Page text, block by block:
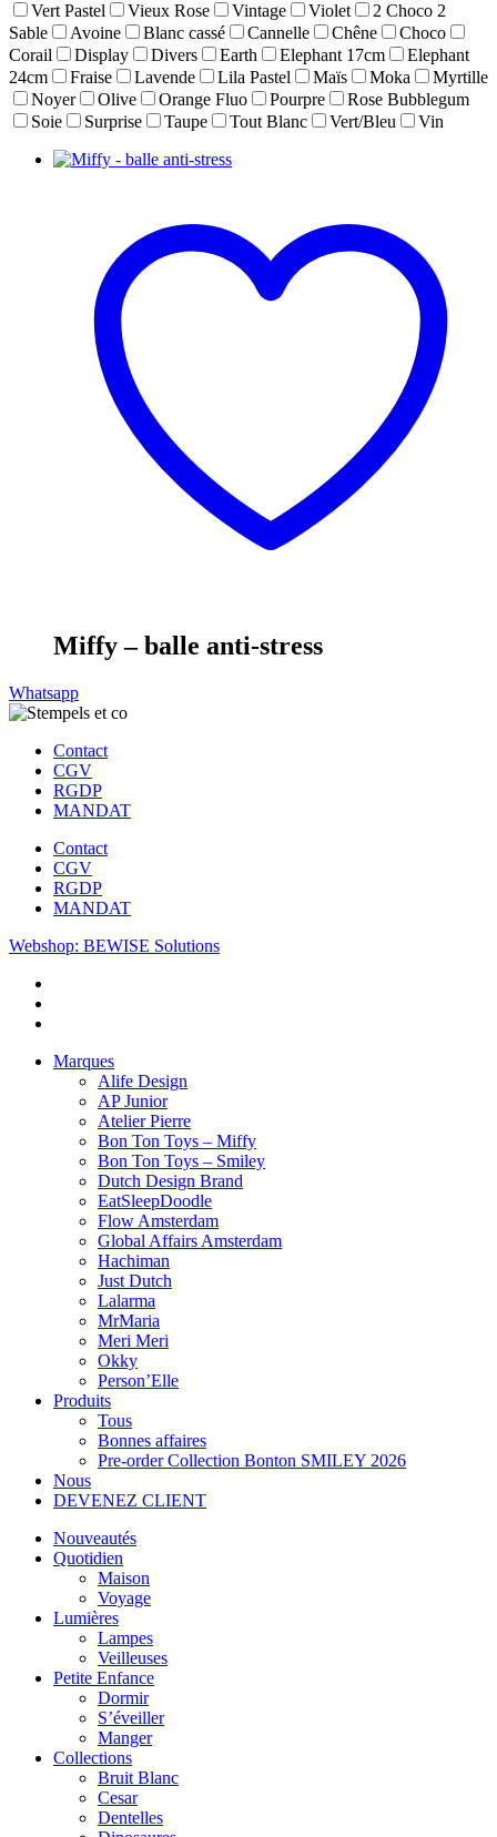
Vert Pastel
Vieux Rose Vintage Violet
2 Choco 2
Sable
Avoine Blanc cassé Cannelle Chêne
Choco
Corail
Display Divers Earth Elephant 17cm
Elephant
24cm
Fraise Lavende Lila Pastel Maïs Moka
Myrtille
Noyer
Olive Orange Fluo Pourpre
Rose Bubblegum
Soie
Surprise Taupe Tout Blanc Vert/Bleu Vin
Miffy – balle anti-stress
Whatsapp
Contact
CGV
RGDP
MANDAT
Contact
CGV
RGDP
MANDAT
Webshop: BEWISE Solutions
Marques
Alife Design
AP Junior
Atelier Pierre
Bon Ton Toys – Miffy
Bon Ton Toys – Smiley
Dutch Design Brand
EatSleepDoodle
Flow Amsterdam
Global Affairs Amsterdam
Hachiman
Just Dutch
Lalarma
MrMaria
Meri Meri
Okky
Person’Elle
Produits
Tous
Bonnes affaires
Pre-order Collection Bonton SMILEY 2026
Nous
DEVENEZ CLIENT
Nouveautés
Quotidien
Maison
Voyage
Lumières
Lampes
Veilleuses
Petite Enfance
Dormir
S’éveiller
Manger
Collections
Bruit Blanc
Cesar
Dentelles